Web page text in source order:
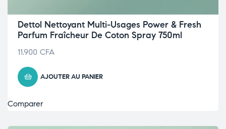
Dettol Nettoyant Multi-Usages Power & Fresh
Parfum Fraîcheur De Coton Spray 750ml
11.900 CFA
AJOUTER AU PANIER
Comparer